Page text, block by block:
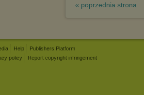
« poprzednia strona
Help
Publishers Platform
policy Report copyright infringement